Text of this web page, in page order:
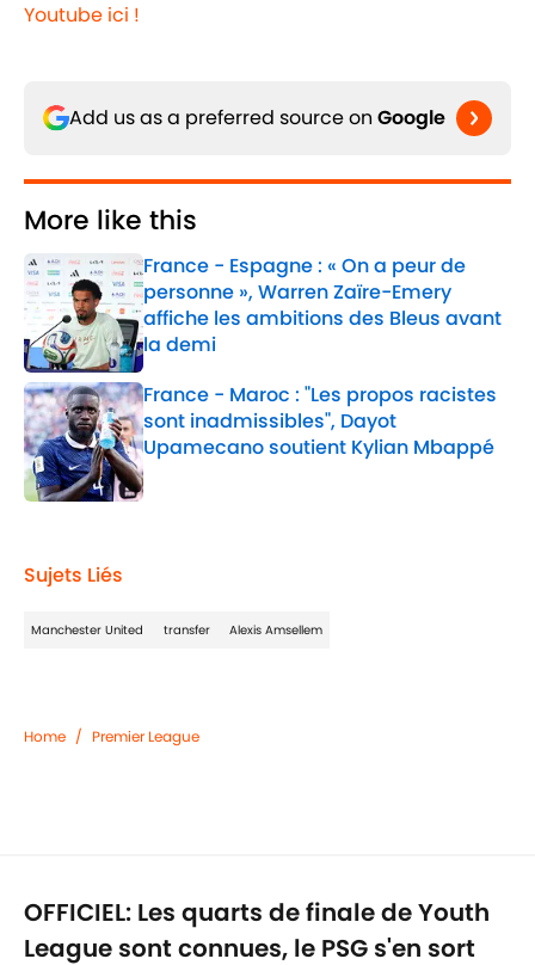
Youtube ici !
Add us as a preferred source on Google
More like this
France - Espagne : « On a peur de
personne », Warren Zaïre-Emery
affiche les ambitions des Bleus avant
la demi
Published by on Invalid Date
France - Maroc : "Les propos racistes
sont inadmissibles", Dayot
Upamecano soutient Kylian Mbappé
Published by on Invalid Date
Sujets Liés
Manchester United transfer Alexis Amsellem
Home / Premier League
OFFICIEL: Les quarts de finale de Youth
League sont connues, le PSG s'en sort